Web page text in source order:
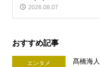
2026.08.07
おすすめ記事
エンタメ
髙橋海